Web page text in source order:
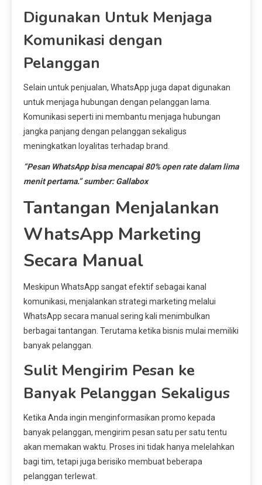
Digunakan Untuk Menjaga
Komunikasi dengan
Pelanggan
Selain untuk penjualan, WhatsApp juga dapat digunakan
untuk menjaga hubungan dengan pelanggan lama.
Komunikasi seperti ini membantu menjaga hubungan
jangka panjang dengan pelanggan sekaligus
meningkatkan loyalitas terhadap brand.
“Pesan WhatsApp bisa mencapai 80% open rate dalam lima
menit pertama.” sumber: Gallabox
Tantangan Menjalankan
WhatsApp Marketing
Secara Manual
Meskipun WhatsApp sangat efektif sebagai kanal
komunikasi, menjalankan strategi marketing melalui
WhatsApp secara manual sering kali menimbulkan
berbagai tantangan. Terutama ketika bisnis mulai memiliki
banyak pelanggan.
Sulit Mengirim Pesan ke
Banyak Pelanggan Sekaligus
Ketika Anda ingin menginformasikan promo kepada
banyak pelanggan, mengirim pesan satu per satu tentu
akan memakan waktu. Proses ini tidak hanya melelahkan
bagi tim, tetapi juga berisiko membuat beberapa
pelanggan terlewat.